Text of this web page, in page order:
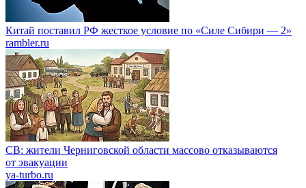
Китай поставил РФ жесткое условие по «Силе Сибири — 2»
rambler.ru
СВ: жители Черниговской области массово отказываются
от эвакуации
ya-turbo.ru